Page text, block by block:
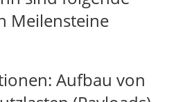
Meilensteine
Aufbau von